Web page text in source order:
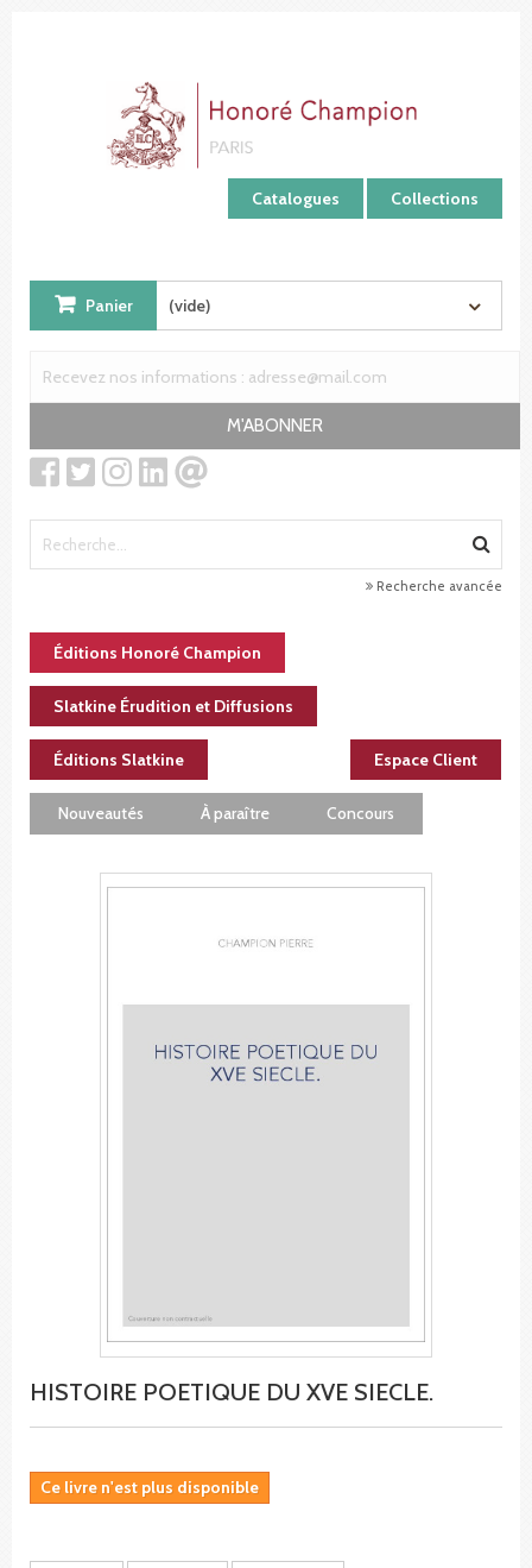
Catalogues Collections
Panier (vide)
M'ABONNER
Recherche avancée
Éditions Honoré Champion
Slatkine Érudition et Diffusions
Éditions Slatkine Espace Client
Nouveautés À paraître Concours
HISTOIRE POETIQUE DU XVE SIECLE.
Ce livre n'est plus disponible